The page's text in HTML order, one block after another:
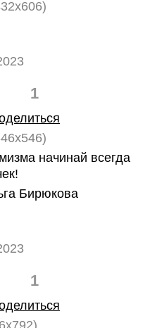
1
начинай всегда
Бирюкова
1